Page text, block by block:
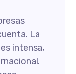
La
intensa,